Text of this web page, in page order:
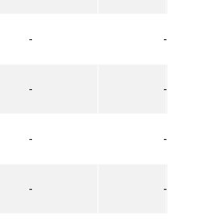
- -
- -
- -
- -